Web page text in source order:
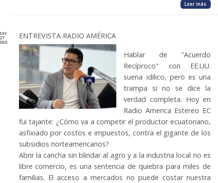
Leer más
27 ENTREVISTA RADIO AMÉRICA
Hablar de "Acuerdo
Recíproco" con EE.UU.
suena idílico, pero es una
trampa si no se dice la
verdad completa. Hoy en
Radio America Estereo EC
fui tajante: ¿Cómo va a competir el productor ecuatoriano,
asfixiado por costos e impuestos, contra el gigante de los
subsidios norteamericanos?
Abrir la cancha sin blindar al agro y a la industria local no es
libre comercio, es una sentencia de quiebra para miles de
familias. El acceso a mercados no puede costar nuestra